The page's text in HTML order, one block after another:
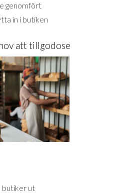
genomfört
in i butiken
att tillgodose
butiker ut